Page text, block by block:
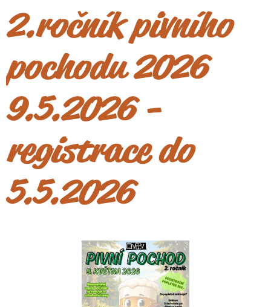
2.ročník pivního
pochodu 2026
9.5.2026 -
registrace do
5.5.2026